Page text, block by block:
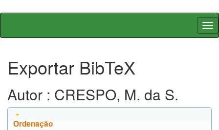
Skip
Exportar BibTeX
Autor : CRESPO, M. da S.
Ordenação